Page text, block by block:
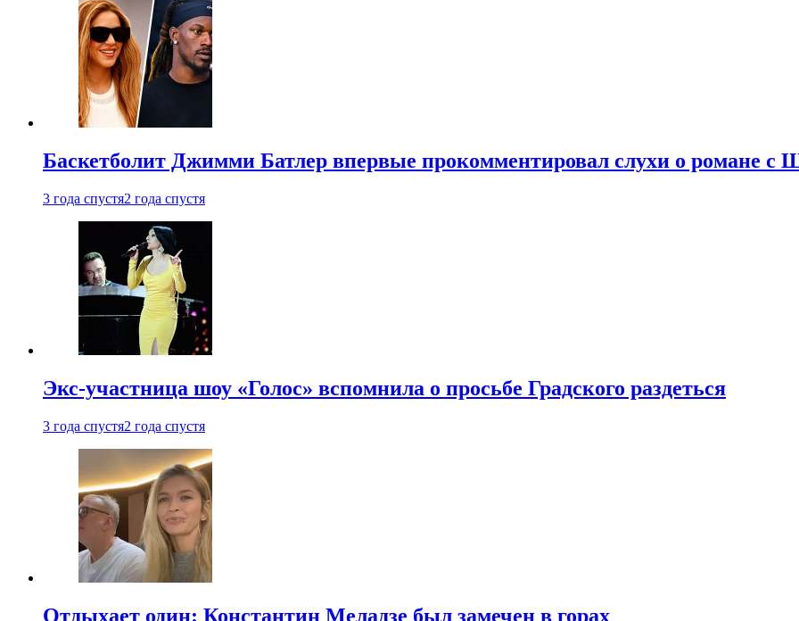
Баскетболит Джимми Батлер впервые прокомментировал слухи о романе с
3 года спустя2 года спустя
Экс-участница шоу «Голос» вспомнила о просьбе Градского раздеться
3 года спустя2 года спустя
Отдыхает один: Константин Меладзе был замечен в горах